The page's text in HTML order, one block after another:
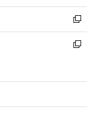
開
く
ウ
で
開
く
ン
ド
ウ
で
ウ
ィ
ン
ド
開
新
し
い
ン
ウ
新
ウ
ン